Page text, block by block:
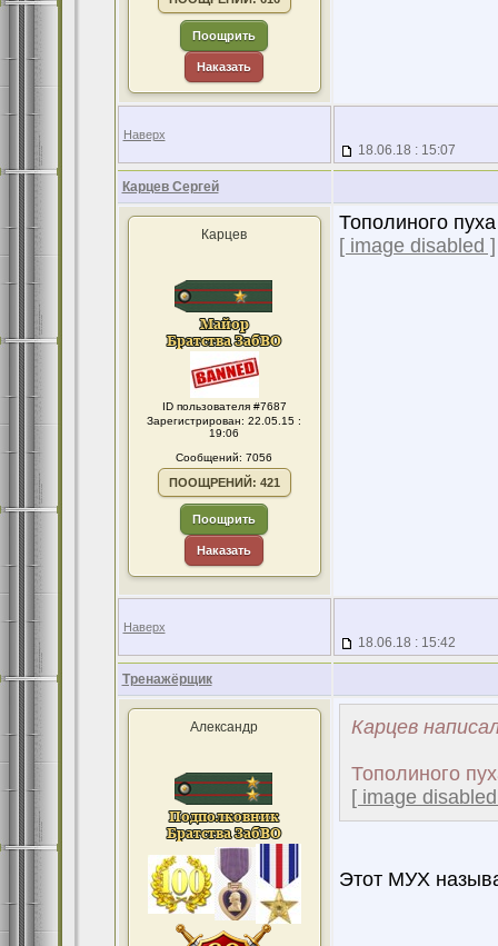
Поощрить
Наказать
Наверх
18.06.18 : 15:07
Карцев Сергей
Карцев
ID пользователя #7687
Зарегистрирован: 22.05.15 :
19:06
Сообщений: 7056
ПООЩРЕНИЙ: 421
Поощрить
Наказать
Тополиного
[ image disabled ]
Наверх
18.06.18 : 15:42
Тренажёрщик
Александр Карцев
Тополиного
[ image
Этот МУХ